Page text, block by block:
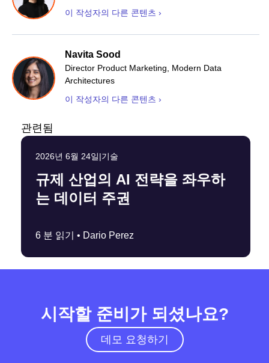
이 작성자의 다른 콘텐츠 ›
Navita Sood
Director Product Marketing, Modern Data
Architectures
이 작성자의 다른 콘텐츠 ›
관련됨
2026년 6월 24일|기술
규제 산업의 AI 전략을 좌우하
는 데이터 주권
6 분 읽기 • Dario Perez
시작할 준비가 되셨나요?
데모 요청하기